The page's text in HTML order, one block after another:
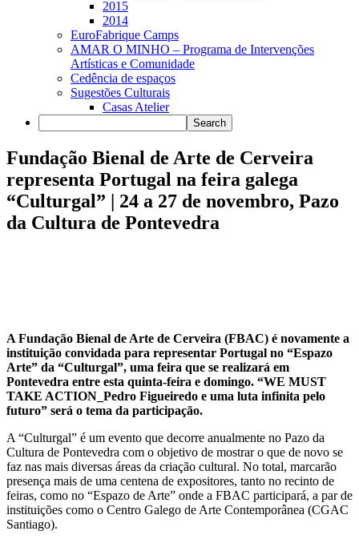
2015
2014
EuroFabrique Camps
AMAR O MINHO – Programa de Intervenções
Artísticas e Comunidade
Cedência de espaços
Sugestões Culturais
Casas Atelier
Fundação Bienal de Arte de Cerveira
representa Portugal na feira galega
“Culturgal” | 24 a 27 de novembro, Pazo
da Cultura de Pontevedra
A Fundação Bienal de Arte de Cerveira (FBAC) é novamente a
instituição convidada para representar Portugal no “Espazo
Arte” da “Culturgal”, uma feira que se realizará em
Pontevedra entre esta quinta-feira e domingo. “WE MUST
TAKE ACTION_Pedro Figueiredo e uma luta infinita pelo
futuro” será o tema da participação.
A “Culturgal” é um evento que decorre anualmente no Pazo da
Cultura de Pontevedra com o objetivo de mostrar o que de novo se
faz nas mais diversas áreas da criação cultural. No total, marcarão
presença mais de uma centena de expositores, tanto no recinto de
feiras, como no “Espazo de Arte” onde a FBAC participará, a par de
instituições como o Centro Galego de Arte Contemporânea (CGAC
Santiago).